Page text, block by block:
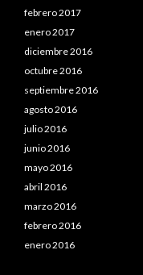
febrero 2017
enero 2017
diciembre 2016
octubre 2016
septiembre 2016
agosto 2016
julio 2016
junio 2016
mayo 2016
abril 2016
marzo 2016
febrero 2016
enero 2016